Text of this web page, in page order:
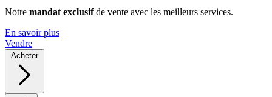
Notre mandat exclusifde vente avec les meilleurs services.
En savoir plus
Vendre
Acheter